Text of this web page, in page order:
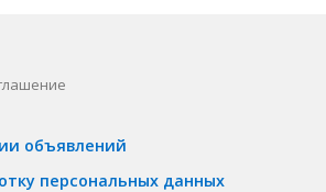
объявлений
персональных данных